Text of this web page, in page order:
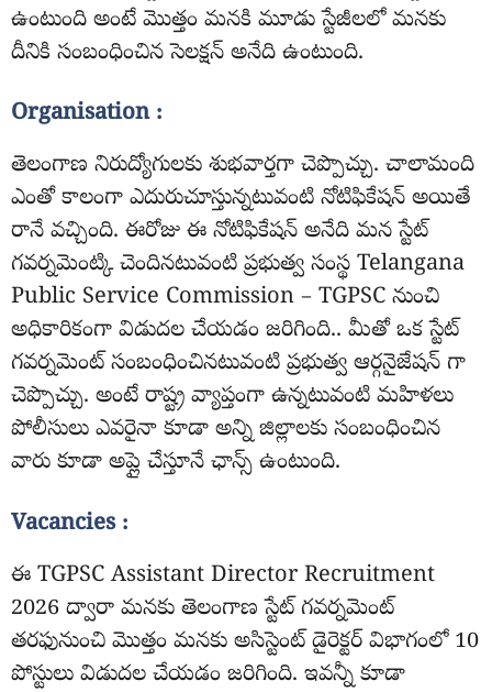
ఉంటుంది అంటే మొత్తం మనకి మూడు స్టేజీలలో మనకు
దీనికి సంబంధించిన సెలక్షన్ అనేది ఉంటుంది.
Organisation :
తెలంగాణ నిరుద్యోగులకు శుభవార్తగా చెప్పొచ్చు. చాలామంది
ఎంతో కాలంగా ఎదురుచూస్తున్నటువంటి నోటిఫికేషన్ అయితే
రానే వచ్చింది. ఈరోజు ఈ నోటిఫికేషన్ అనేది మన స్టేట్
గవర్నమెంట్కి చెందినటువంటి ప్రభుత్వ సంస్థ Telangana
Public Service Commission – TGPSC నుంచి
అధికారికంగా విడుదల చేయడం జరిగింది.. మీతో ఒక స్టేట్
గవర్నమెంట్ సంబంధించినటువంటి ప్రభుత్వ ఆర్గనైజేషన్ గా
చెప్పొచ్చు. అంటే రాష్ట్ర వ్యాప్తంగా ఉన్నటువంటి మహిళలు
పోలీసులు ఎవరైనా కూడా అన్ని జిల్లాలకు సంబంధించిన
వారు కూడా అప్లై చేస్తూనే ఛాన్స్ ఉంటుంది.
Vacancies :
ఈ TGPSC Assistant Director Recruitment
2026 ద్వారా మనకు తెలంగాణ స్టేట్ గవర్నమెంట్
తరఫునుంచి మొత్తం మనకు అసిస్టెంట్ డైరెక్టర్ విభాగంలో 10
పోస్టులు విడుదల చేయడం జరిగింది. ఇవన్నీ కూడా